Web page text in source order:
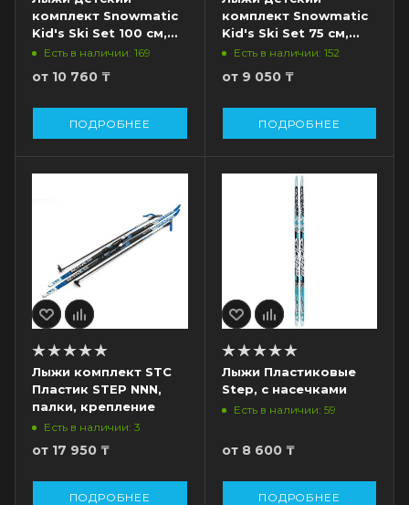
комплект Snowmatic
Kid's Ski Set 100 см,
палки, крепление
Есть в наличии: 169
от 10 760 ₸
ПОДРОБНЕЕ
комплект Snowmatic
Kid's Ski Set 75 см,
палки, крепление
Есть в наличии: 152
от 9 050 ₸
ПОДРОБНЕЕ
Лыжи комплект STC
Пластик STEP NNN,
палки, крепление
Есть в наличии: 3
от 17 950 ₸
ПОДРОБНЕЕ
Лыжи Пластиковые
Step, с насечками
Есть в наличии: 59
от 8 600 ₸
ПОДРОБНЕЕ